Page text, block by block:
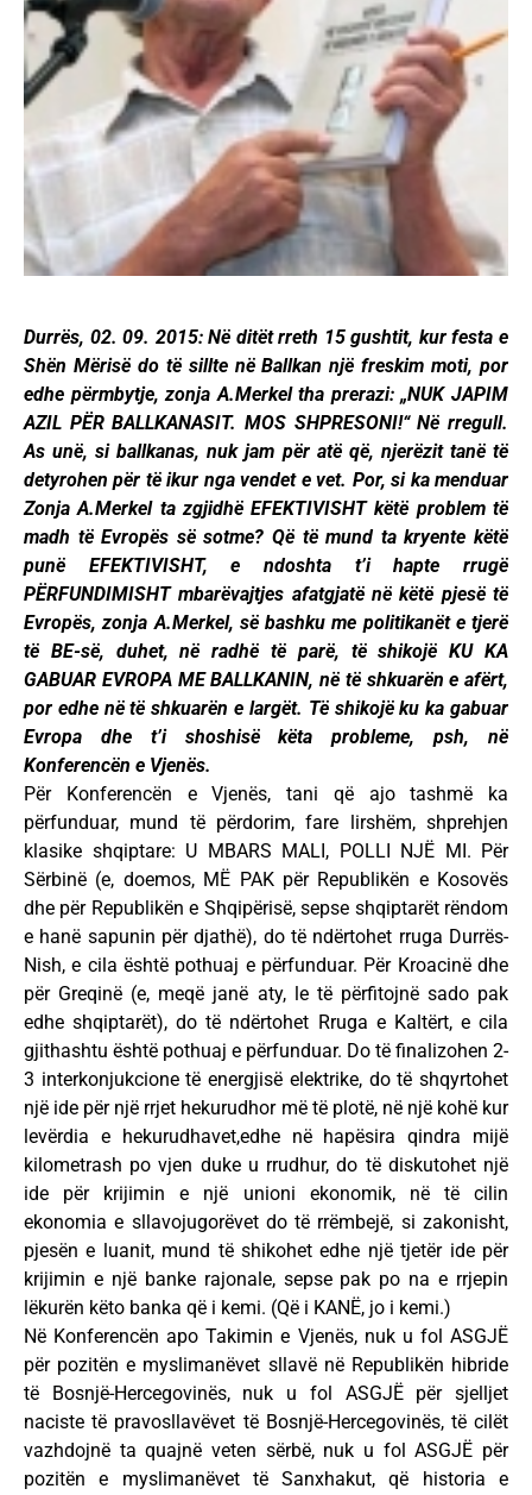
Durrës, 02. 09. 2015: Në ditët rreth 15 gushtit, kur festa e
Shën Mërisë do të sillte në Ballkan një freskim moti, por
edhe përmbytje, zonja A.Merkel tha prerazi: „NUK JAPIM
AZIL PËR BALLKANASIT. MOS SHPRESONI!“ Në rregull.
As unë, si ballkanas, nuk jam për atë që, njerëzit tanë të
detyrohen për të ikur nga vendet e vet. Por, si ka menduar
Zonja A.Merkel ta zgjidhë EFEKTIVISHT këtë problem të
madh të Evropës së sotme? Që të mund ta kryente këtë
punë EFEKTIVISHT, e ndoshta t’i hapte rrugë
PËRFUNDIMISHT mbarëvajtjes afatgjatë në këtë pjesë të
Evropës, zonja A.Merkel, së bashku me politikanët e tjerë
të BE-së, duhet, në radhë të parë, të shikojë KU KA
GABUAR EVROPA ME BALLKANIN, në të shkuarën e afërt,
por edhe në të shkuarën e largët. Të shikojë ku ka gabuar
Evropa dhe t’i shoshisë këta probleme, psh, në
Konferencën e Vjenës.
Për Konferencën e Vjenës, tani që ajo tashmë ka
përfunduar, mund të përdorim, fare lirshëm, shprehjen
klasike shqiptare: U MBARS MALI, POLLI NJË MI. Për
Sërbinë (e, doemos, MË PAK për Republikën e Kosovës
dhe për Republikën e Shqipërisë, sepse shqiptarët rëndom
e hanë sapunin për djathë), do të ndërtohet rruga Durrës-
Nish, e cila është pothuaj e përfunduar. Për Kroacinë dhe
për Greqinë (e, meqë janë aty, le të përfitojnë sado pak
edhe shqiptarët), do të ndërtohet Rruga e Kaltërt, e cila
gjithashtu është pothuaj e përfunduar. Do të finalizohen 2-
3 interkonjukcione të energjisë elektrike, do të shqyrtohet
një ide për një rrjet hekurudhor më të plotë, në një kohë kur
levërdia e hekurudhavet,edhe në hapësira qindra mijë
kilometrash po vjen duke u rrudhur, do të diskutohet një
ide për krijimin e një unioni ekonomik, në të cilin
ekonomia e sllavojugorëvet do të rrëmbejë, si zakonisht,
pjesën e luanit, mund të shikohet edhe një tjetër ide për
krijimin e një banke rajonale, sepse pak po na e rrjepin
lëkurën këto banka që i kemi. (Që i KANË, jo i kemi.)
Në Konferencën apo Takimin e Vjenës, nuk u fol ASGJË
për pozitën e myslimanëvet sllavë në Republikën hibride
të Bosnjë-Hercegovinës, nuk u fol ASGJË për sjelljet
naciste të pravosllavëvet të Bosnjë-Hercegovinës, të cilët
vazhdojnë ta quajnë veten sërbë, nuk u fol ASGJË për
pozitën e myslimanëvet të Sanxhakut, që historia e